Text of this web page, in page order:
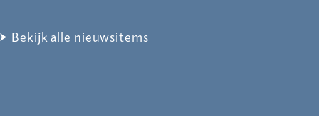
Bekijk alle nieuwsitems